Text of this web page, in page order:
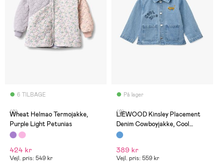
6 TILBAGE
(0)
Wheat Helmao Termojakke,
Purple Light Petunias
424 kr
Vejl. pris: 549 kr
På lager
(0)
LIEWOOD Kinsley Placement
Denim Cowboyjakke, Cool
Kids/Light Blue Denim
389 kr
Vejl. pris: 559 kr